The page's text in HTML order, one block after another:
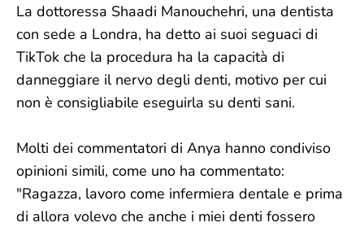
La dottoressa Shaadi Manouchehri, una dentista
con sede a Londra, ha detto ai suoi seguaci di
TikTok che la procedura ha la capacità di
danneggiare il nervo degli denti, motivo per cui
non è consigliabile eseguirla su denti sani.
Molti dei commentatori di Anya hanno condiviso
opinioni simili, come uno ha commentato:
"Ragazza, lavoro come infermiera dentale e prima
di allora volevo che anche i miei denti fossero